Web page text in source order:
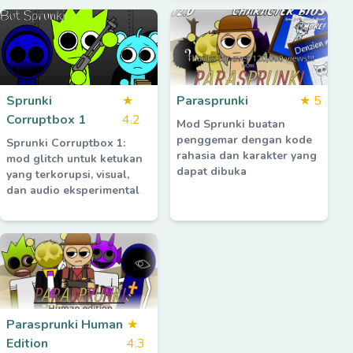
Sprunki
Corruptbox 1
★
4.2
Sprunki Corruptbox 1:
mod glitch untuk ketukan
yang terkorupsi, visual,
dan audio eksperimental
Parasprunki ★ 5
Mod Sprunki buatan
penggemar dengan kode
rahasia dan karakter yang
dapat dibuka
Parasprunki Human
Edition
★
4.3